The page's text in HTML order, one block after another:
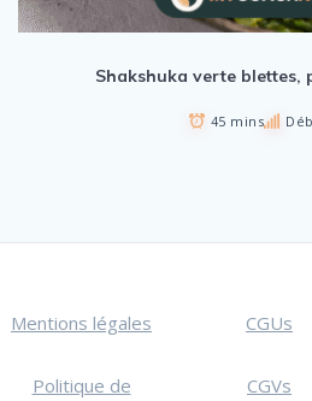
Shakshuka verte blettes,
45 mins
Mentions légales CGUs
Politique de CGVs